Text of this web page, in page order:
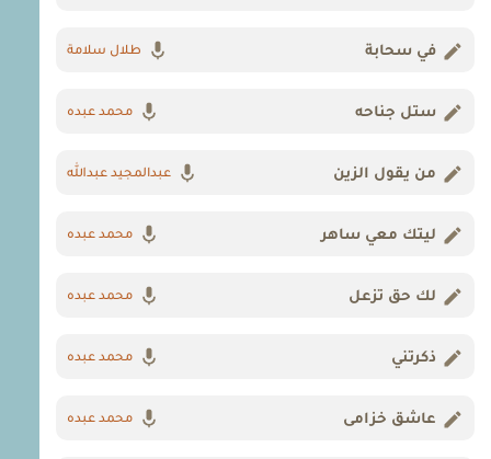
في سحابة طلال سلامة
ستل جناحه محمد عبده
من يقول الزين عبدالمجيد عبدالله
ليتك معي ساهر محمد عبده
لك حق تزعل محمد عبده
ذكرتني محمد عبده
عاشق خزامى محمد عبده